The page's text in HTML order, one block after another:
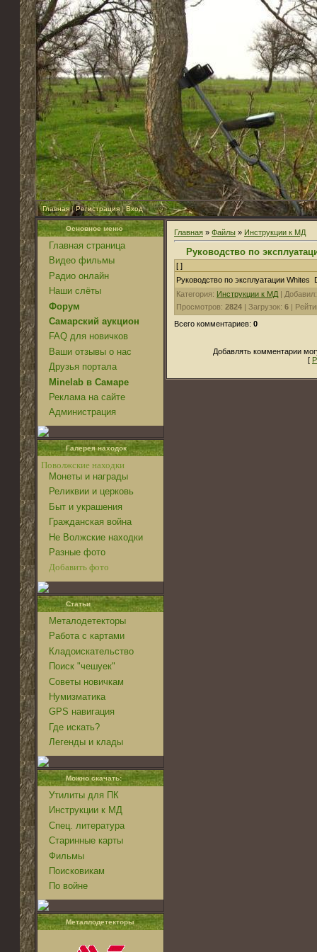
Главная|Регистрация|Вход
Основное меню
Главная страница
Видео фильмы
Радио онлайн
Наши слёты
Форум
Самарский аукцион
FAQ для новичков
Ваши отзывы о нас
Друзья портала
Minelab в Самаре
Реклама на сайте
Администрация
Галерея находок
Поволжские находки
Монеты и награды
Реликвии и церковь
Быт и украшения
Гражданская война
Не Волжские находки
Разные фото
Добавить фото
Статьи
Металодетекторы
Работа с картами
Кладоискательство
Поиск "чешуек"
Советы новичкам
Нумизматика
GPS навигация
Где искать?
Легенды и клады
Можно скачать:
Утилиты для ПК
Инструкции к МД
Спец. литература
Старинные карты
Фильмы
Поисковикам
По войне
Металлодетекторы
Главная » Файлы » Инструкции к МД
Руководство по
[ ]
Руководство по эксплуатации Whites
Категория: Инструкции к МД |
Просмотров: 2824 | Загрузок: 6 |
Всего комментариев: 0
Добавлять комментарии
[